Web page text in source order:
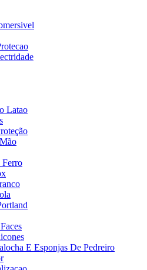
Latao
Ferro
E Esponjas De Pedreiro